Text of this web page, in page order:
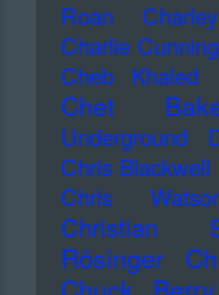
Roan
Charlie
Cheb Khaled
Chet
Underground
Chris Blackwell
Chris
Christian
Rösinger